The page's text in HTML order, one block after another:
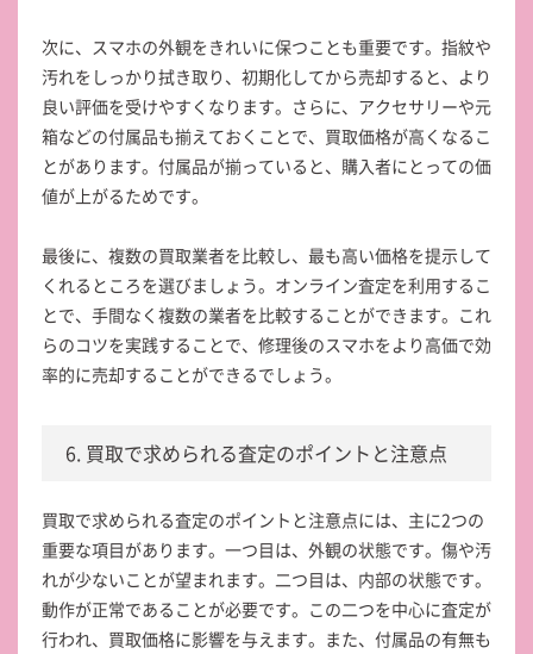
次に、スマホの外観をきれいに保つことも重要です。指紋や
汚れをしっかり拭き取り、初期化してから売却すると、より
良い評価を受けやすくなります。さらに、アクセサリーや元
箱などの付属品も揃えておくことで、買取価格が高くなるこ
とがあります。付属品が揃っていると、購入者にとっての価
値が上がるためです。
最後に、複数の買取業者を比較し、最も高い価格を提示して
くれるところを選びましょう。オンライン査定を利用するこ
とで、手間なく複数の業者を比較することができます。これ
らのコツを実践することで、修理後のスマホをより高価で効
率的に売却することができるでしょう。
6. 買取で求められる査定のポイントと注意点
買取で求められる査定のポイントと注意点には、主に2つの
重要な項目があります。一つ目は、外観の状態です。傷や汚
れが少ないことが望まれます。二つ目は、内部の状態です。
動作が正常であることが必要です。この二つを中心に査定が
行われ、買取価格に影響を与えます。また、付属品の有無も